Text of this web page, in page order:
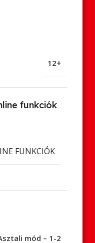
12+
funkciók
FUNKCIÓK
mód – 1-2